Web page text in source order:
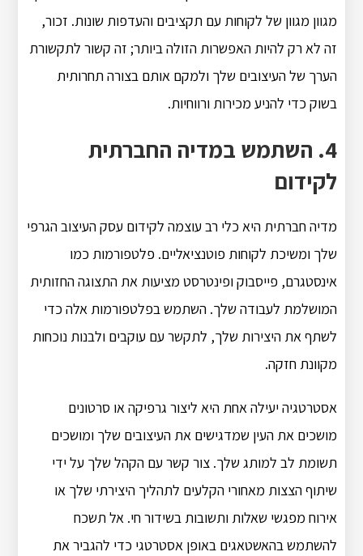
מגוון מגוון של לקוחות עם תקציבים והעדפות שונות. זכור,
זה לא רק להיות האפשרות הזולה ביותר; זה קשור לתקשורת
הערך של העיצובים שלך ולמקם אותם בצורה תחרותית
בשוק כדי להניע מכירות ורווחיות.
4. השתמש במדיה החברתית
לקידום
מדיה חברתית היא כלי רב עוצמה לקידום עסק העיצוב הגרפי
שלך ומשיכת לקוחות פוטנציאליים. פלטפורמות כמו
אינסטגרם, פייסבוק ופינטרסט מציעות את התצוגה החזותית
המושלמת לעבודה שלך. השתמש בפלטפורמות אלה כדי
לשתף את היצירות שלך, לתקשר עם עוקבים ולבנות נוכחות
מקוונת חזקה.
אסטרטגיה יעילה אחת היא ליצור גרפיקה או סרטונים
מושכים את העין שמדגישים את העיצובים שלך ומושכים
תשומת לב למותג שלך. צור קשר עם הקהל שלך על ידי
שיתוף הצצות מאחורי הקלעים לתהליך היצירתי שלך או
אירוח מפגשי שאלות ותשובות בשידור חי. אל תשכח
להשתמש בהאשטאגים באופן אסטרטגי כדי להגביר את